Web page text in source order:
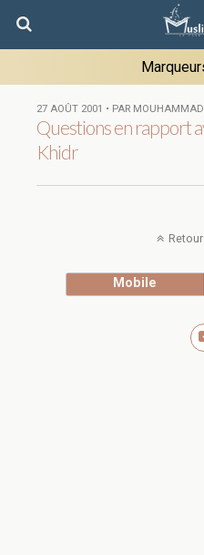
27 AOÛT 2001 • PAR
Questions en rapport
Khidr
Mobile